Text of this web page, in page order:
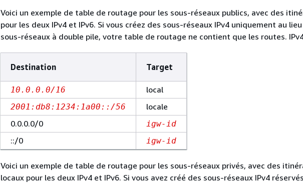
Voici un exemple de table de routage pour les sous-réseaux publics, avec des
pour les deux IPv4 et IPv6. Si vous créez des sous-réseaux IPv4 uniquement au
sous-réseaux à double pile, votre table de routage ne contient que les routes.
Destination Target
10.0.0.0/16 local
2001:db8:1234:1a00::/56
locale
0.0.0.0/0
igw-id
::/0 igw-id
Voici un exemple de table de routage pour les sous-réseaux privés, avec des
locaux pour les deux IPv4 et IPv6. Si vous avez créé des sous-réseaux IPv4